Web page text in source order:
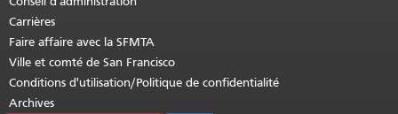
Carrières
Faire affaire avec la SFMTA
Ville et comté de San Francisco
Conditions d'utilisation/Politique de confidentialité
Archives